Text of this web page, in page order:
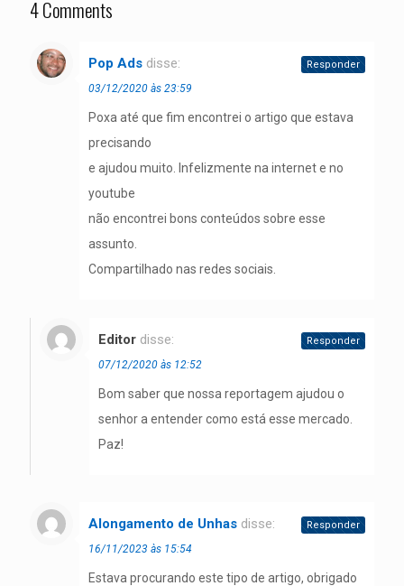
4 Comments
Pop Ads disse:
03/12/2020 às 23:59
Poxa até que fim encontrei o artigo que estava
precisando
e ajudou muito. Infelizmente na internet e no
youtube
não encontrei bons conteúdos sobre esse
assunto.
Compartilhado nas redes sociais.
Responder
Editor disse:
07/12/2020 às 12:52
Bom saber que nossa reportagem ajudou o
senhor a entender como está esse mercado.
Paz!
Responder
Alongamento de Unhas disse:
16/11/2023 às 15:54
Estava procurando este tipo de artigo, obrigado
Responder